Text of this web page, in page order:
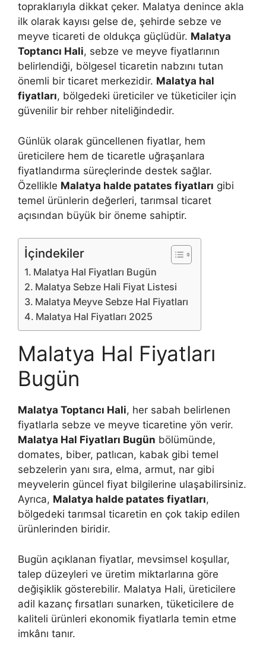
topraklarıyla dikkat çeker. Malatya denince akla
ilk olarak kayısı gelse de, şehirde sebze ve
meyve ticareti de oldukça güçlüdür. Malatya
Toptancı Hali, sebze ve meyve fiyatlarının
belirlendiği, bölgesel ticaretin nabzını tutan
önemli bir ticaret merkezidir. Malatya hal
fiyatları, bölgedeki üreticiler ve tüketiciler için
güvenilir bir rehber niteliğindedir.
Günlük olarak güncellenen fiyatlar, hem
üreticilere hem de ticaretle uğraşanlara
fiyatlandırma süreçlerinde destek sağlar.
Özellikle Malatya halde patates fiyatları gibi
temel ürünlerin değerleri, tarımsal ticaret
açısından büyük bir öneme sahiptir.
İçindekiler
Malatya Hal Fiyatları Bugün
Malatya Sebze Hali Fiyat Listesi
Malatya Meyve Sebze Hal Fiyatları
Malatya Hal Fiyatları 2025
Malatya Hal Fiyatları
Bugün
Malatya Toptancı Hali, her sabah belirlenen
fiyatlarla sebze ve meyve ticaretine yön verir.
Malatya Hal Fiyatları Bugün bölümünde,
domates, biber, patlıcan, kabak gibi temel
sebzelerin yanı sıra, elma, armut, nar gibi
meyvelerin güncel fiyat bilgilerine ulaşabilirsiniz.
Ayrıca, Malatya halde patates fiyatları,
bölgedeki tarımsal ticaretin en çok takip edilen
ürünlerinden biridir.
Bugün açıklanan fiyatlar, mevsimsel koşullar,
talep düzeyleri ve üretim miktarlarına göre
değişiklik gösterebilir. Malatya Hali, üreticilere
adil kazanç fırsatları sunarken, tüketicilere de
kaliteli ürünleri ekonomik fiyatlarla temin etme
imkânı tanır.